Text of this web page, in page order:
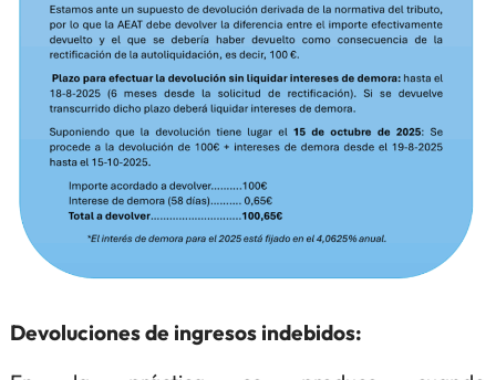
Devoluciones de ingresos indebidos: